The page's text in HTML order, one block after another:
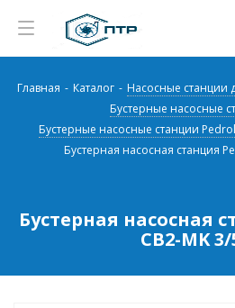
Главная - Каталог - Насосные станции
Бустерные насосные
Бустерные насосные станции
Бустерная насосная станция
Бустерная насосная
CB2-MK